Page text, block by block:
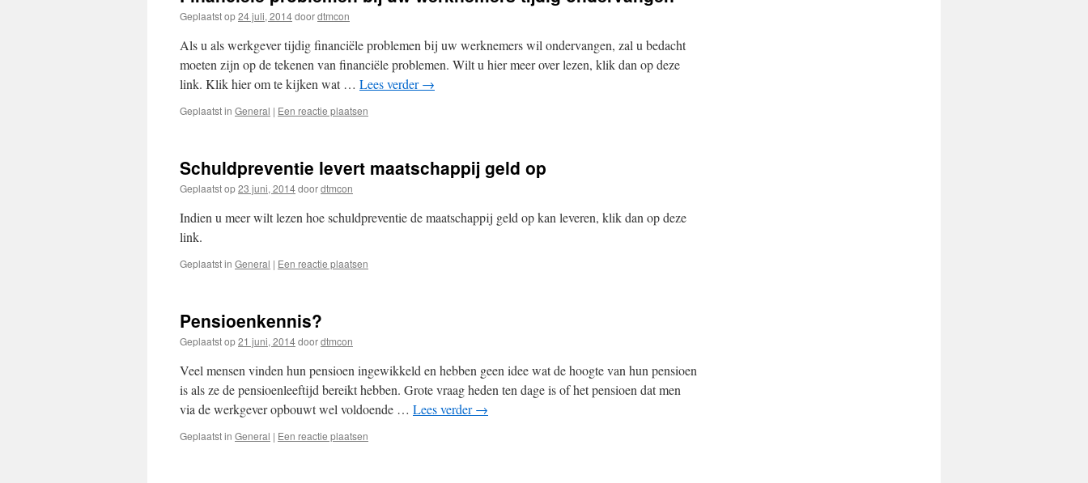
Geplaatst op24 juli, 2014doordtmcon
Als u als werkgever tijdig financiële problemen bij uw werknemers wil ondervangen, zal u bedacht
moeten zijn op de tekenen van financiële problemen. Wilt u hier meer over lezen, klik dan op deze
link. Klik hier om te kijken wat … Lees verder→
Geplaatst in General | Een reactie plaatsen
Schuldpreventie levert maatschappij geld op
Geplaatst op23 juni, 2014doordtmcon
Indien u meer wilt lezen hoe schuldpreventie de maatschappij geld op kan leveren, klik dan op deze
link.
Geplaatst in General | Een reactie plaatsen
Pensioenkennis?
Geplaatst op21 juni, 2014doordtmcon
Veel mensen vinden hun pensioen ingewikkeld en hebben geen idee wat de hoogte van hun pensioen
is als ze de pensioenleeftijd bereikt hebben. Grote vraag heden ten dage is of het pensioen dat men
via de werkgever opbouwt wel voldoende … Lees verder→
Geplaatst in General | Een reactie plaatsen